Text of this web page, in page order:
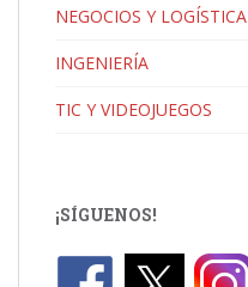
NEGOCIOS Y LOGÍSTICA
INGENIERÍA
TIC Y VIDEOJUEGOS
¡SÍGUENOS!